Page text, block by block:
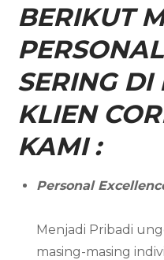
BERIKUT
SERING DI
KLIEN
KAMI :
Personal
Menjadi Pribadi
masing-masing